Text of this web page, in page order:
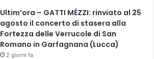
Ultim’ora – GATTI MÉZZI: rinviato al 25
agosto il concerto di stasera alla
Fortezza delle Verrucole di San
Romano in Garfagnana (Lucca)
2 giorni fa